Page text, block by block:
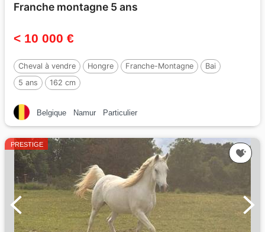
Franche montagne 5 ans
< 10 000 €
Cheval à vendre Hongre Franche-Montagne
Bai
5 ans
162 cm
Belgique Namur Particulier
PRESTIGE